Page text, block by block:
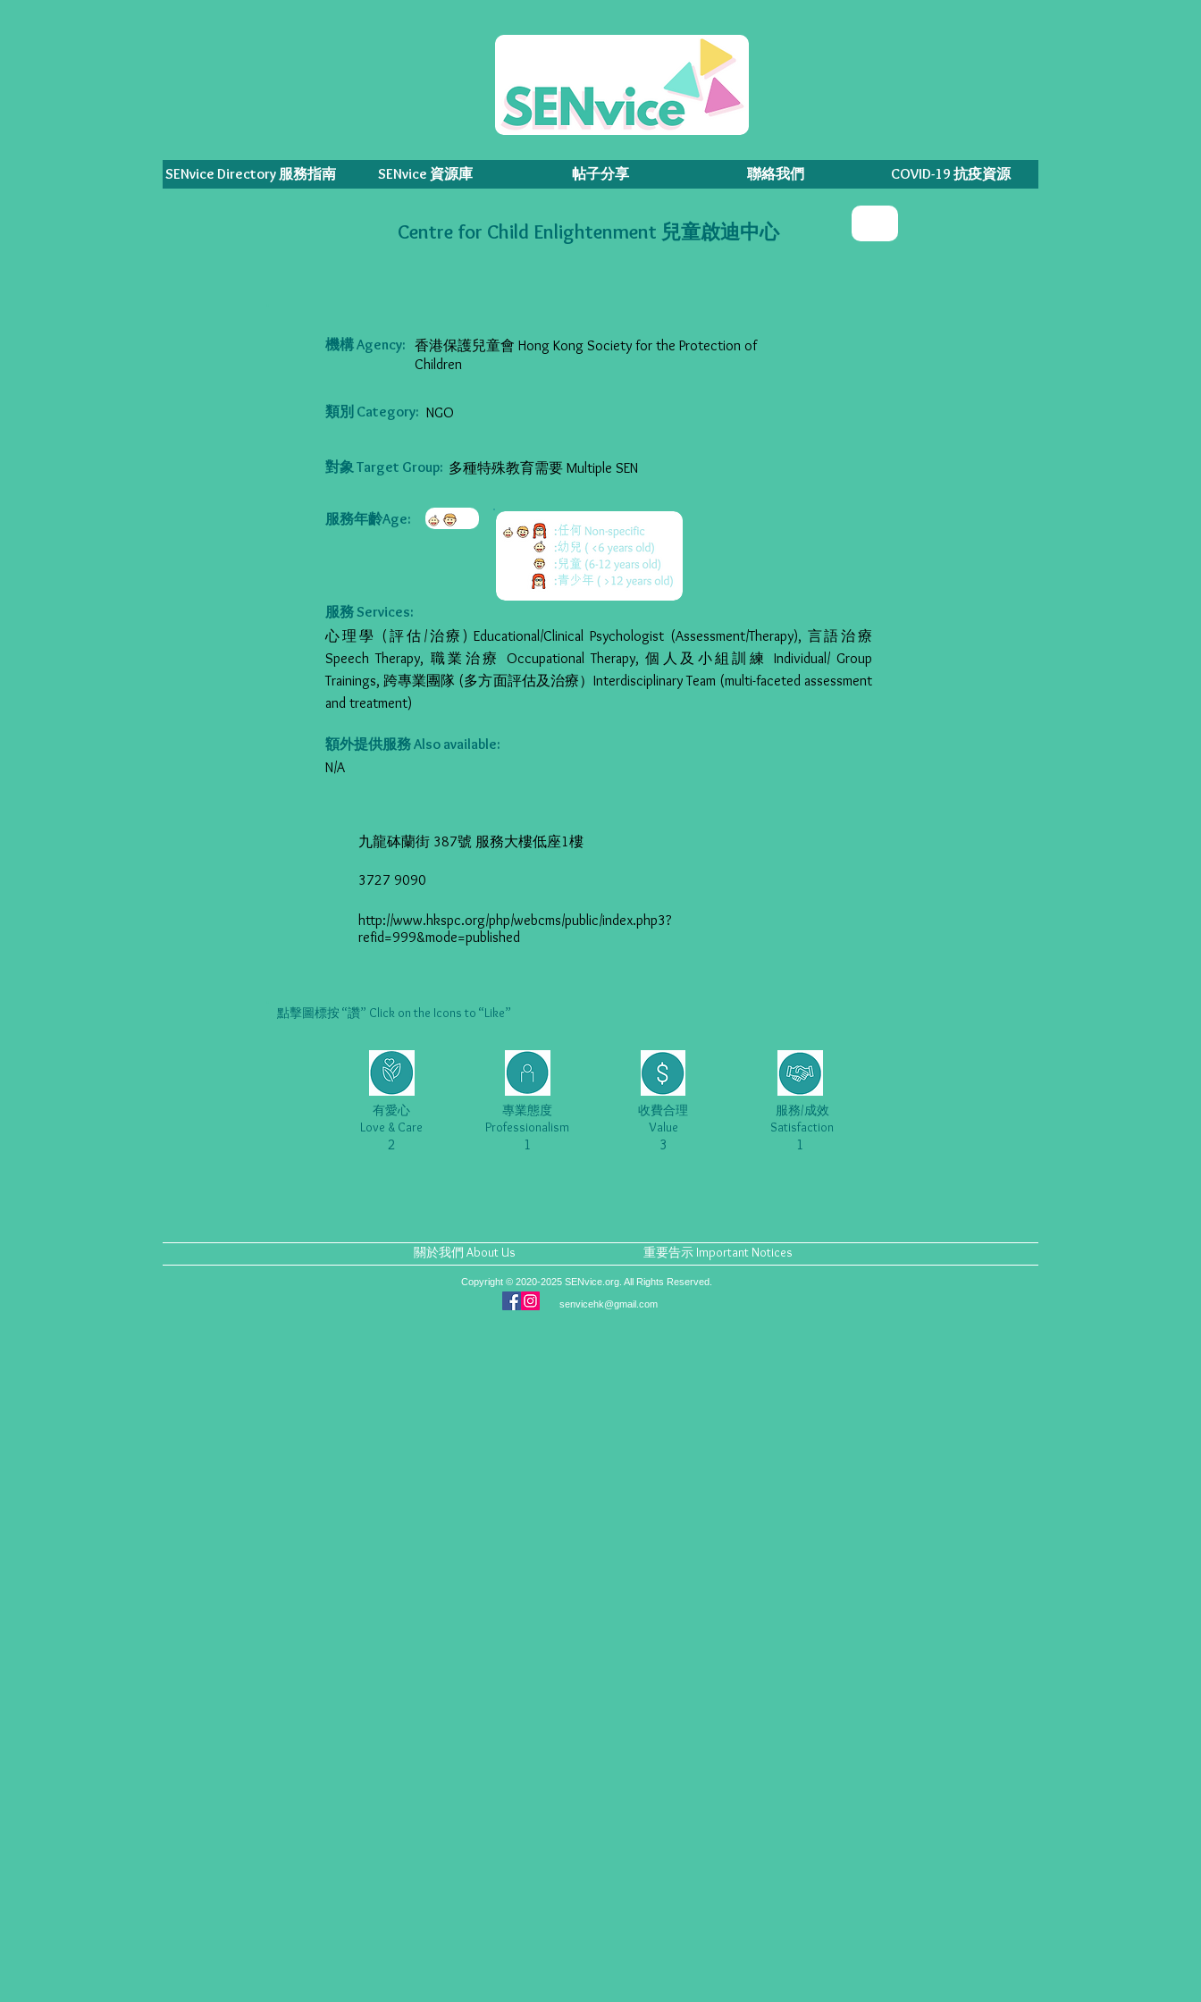
SENvice Directory 服務指南 SENvice 資源庫 帖子分享 聯絡我們 COVID-19 抗疫資源
Centre for Child Enlightenment 兒童啟迪中心
機構 Agency: 香港保護兒童會 Hong Kong Society for the Protection of
Children
類別 Category: NGO
對象 Target Group: 多種特殊教育需要 Multiple SEN
服務年齡Age:
服務 Services:
心理學 (評估/治療) Educational/Clinical Psychologist (Assessment/Therapy), 言語治療
Speech Therapy, 職業治療 Occupational Therapy, 個人及小組訓練 Individual/ Group
Trainings, 跨專業團隊 (多方面評估及治療）Interdisciplinary Team (multi-faceted assessment
and treatment)
額外提供服務 Also available:
N/A
九龍砵蘭街 387號 服務大樓低座1樓
3727 9090
http://www.hkspc.org/php/webcms/public/index.php3?
refid=999&mode=published
點擊圖標按 “讚” Click on the Icons to “Like”
有愛心
Love & Care
2
專業態度
Professionalism
1
收費合理
Value
3
服務/成效
Satisfaction
1
關於我們 About Us 重要告示 Important Notices
Copyright © 2020-2025 SENvice.org. All Rights Reserved.
senvicehk@gmail.com